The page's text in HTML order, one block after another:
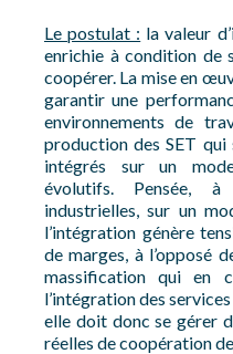
Le postulat : la valeur
enrichie à condition de
coopérer. La mise en
garantir une
environnements de
production des SET qui
intégrés sur un
évolutifs. Pensée, à
industrielles, sur un
l’intégration génère
de marges, à l’opposé
massification qui en
l’intégration des
elle doit donc se gérer
réelles de coopération